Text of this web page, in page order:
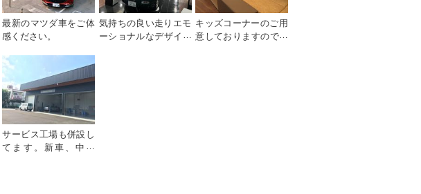
最新のマツダ車をご体
感ください。
気持ちの良い走りエモ
ーショナルなデザイン
キッズコーナーのご用
意しておりますのでお
サービス工場も併設し
てます。新車、中古